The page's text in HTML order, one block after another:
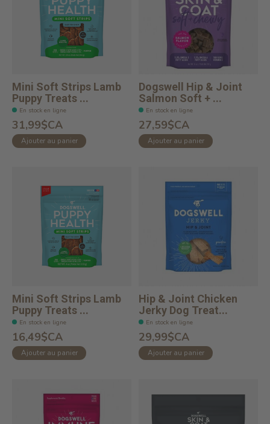
Mini Soft Strips Lamb
Puppy Treats ...
En stock en ligne
31,99$CA
Ajouter au panier
Dogswell Hip & Joint
Salmon Soft + ...
En stock en ligne
27,59$CA
Ajouter au panier
Mini Soft Strips Lamb
Puppy Treats ...
En stock en ligne
16,49$CA
Ajouter au panier
Hip & Joint Chicken
Jerky Dog Treat...
En stock en ligne
29,99$CA
Ajouter au panier